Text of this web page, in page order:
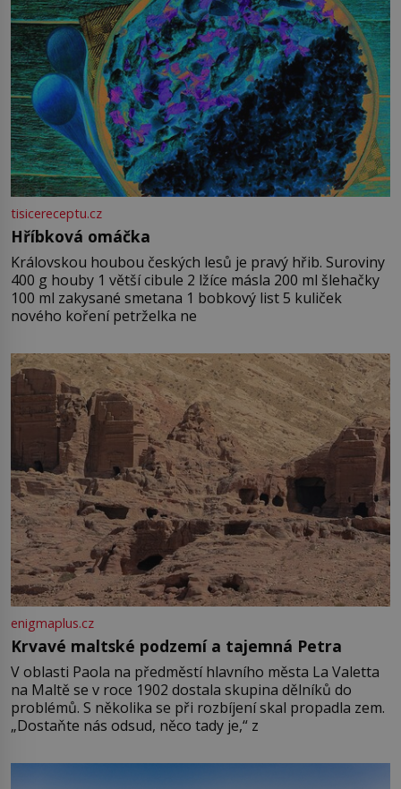
tisicereceptu.cz
Hříbková omáčka
Královskou houbou českých lesů je pravý hřib. Suroviny
400 g houby 1 větší cibule 2 lžíce másla 200 ml šlehačky
100 ml zakysané smetana 1 bobkový list 5 kuliček
nového koření petrželka ne
enigmaplus.cz
Krvavé maltské podzemí a tajemná Petra
V oblasti Paola na předměstí hlavního města La Valetta
na Maltě se v roce 1902 dostala skupina dělníků do
problémů. S několika se při rozbíjení skal propadla zem.
„Dostaňte nás odsud, něco tady je,“ z